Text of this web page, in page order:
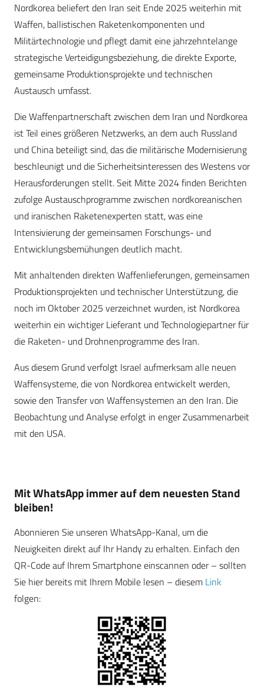
Nordkorea beliefert den Iran seit Ende 2025 weiterhin mit
Waffen, ballistischen Raketenkomponenten und
Militärtechnologie und pflegt damit eine jahrzehntelange
strategische Verteidigungsbeziehung, die direkte Exporte,
gemeinsame Produktionsprojekte und technischen
Austausch umfasst.
Die Waffenpartnerschaft zwischen dem Iran und Nordkorea
ist Teil eines größeren Netzwerks, an dem auch Russland
und China beteiligt sind, das die militärische Modernisierung
beschleunigt und die Sicherheitsinteressen des Westens vor
Herausforderungen stellt. Seit Mitte 2024 finden Berichten
zufolge Austauschprogramme zwischen nordkoreanischen
und iranischen Raketenexperten statt, was eine
Intensivierung der gemeinsamen Forschungs- und
Entwicklungsbemühungen deutlich macht.
Mit anhaltenden direkten Waffenlieferungen, gemeinsamen
Produktionsprojekten und technischer Unterstützung, die
noch im Oktober 2025 verzeichnet wurden, ist Nordkorea
weiterhin ein wichtiger Lieferant und Technologiepartner für
die Raketen- und Drohnenprogramme des Iran.
Aus diesem Grund verfolgt Israel aufmerksam alle neuen
Waffensysteme, die von Nordkorea entwickelt werden,
sowie den Transfer von Waffensystemen an den Iran. Die
Beobachtung und Analyse erfolgt in enger Zusammenarbeit
mit den USA.
Mit WhatsApp immer auf dem neuesten Stand
bleiben!
Abonnieren Sie unseren WhatsApp-Kanal, um die
Neuigkeiten direkt auf Ihr Handy zu erhalten. Einfach den
QR-Code auf Ihrem Smartphone einscannen oder – sollten
Sie hier bereits mit Ihrem Mobile lesen – diesem Link
folgen: